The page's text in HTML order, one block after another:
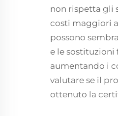
non rispetta gli
costi maggiori
possono
e le
aumentando i
valutare se il
ottenuto la